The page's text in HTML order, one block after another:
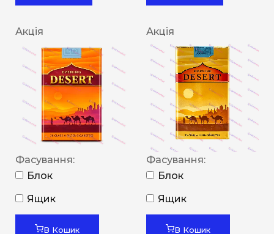
Акція
Фасування:
Блок
Ящик
В Кошик
Акція
Фасування:
Блок
Ящик
В Кошик